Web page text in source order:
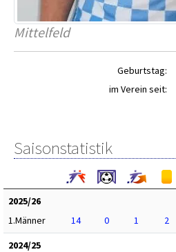
Mittelfeld
Geburtstag:
im Verein seit:
Saisonstatistik
2025/26
1.Männer
14 0 1 2
2024/25